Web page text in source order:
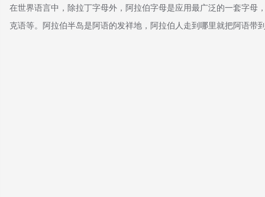
在世界语言中，除拉丁字母外，阿拉伯字母是应用最广泛的一套字
克语等。阿拉伯半岛是阿语的发祥地，阿拉伯人走到哪里就把阿语带